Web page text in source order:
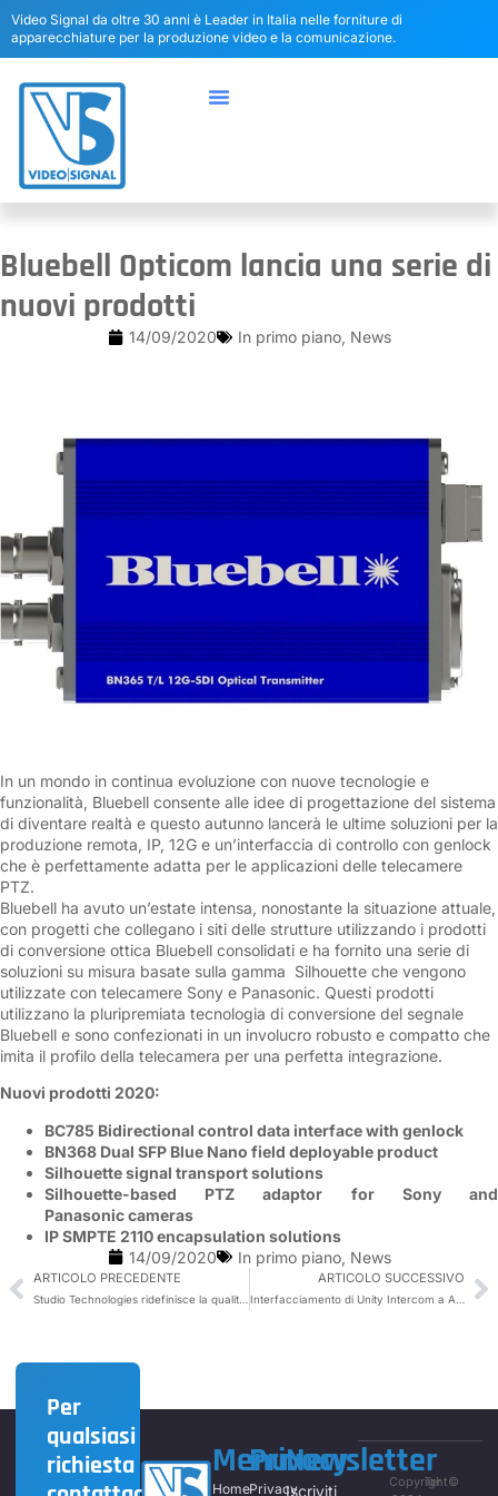
Video Signal da oltre 30 anni è Leader in Italia nelle forniture di
apparecchiature per la produzione video e la comunicazione.
Bluebell Opticom lancia una serie di
nuovi prodotti
14/09/2020 In primo piano, News
In un mondo in continua evoluzione con nuove tecnologie e
funzionalità, Bluebell consente alle idee di progettazione del sistema
di diventare realtà e questo autunno lancerà le ultime soluzioni per la
produzione remota, IP, 12G e un’interfaccia di controllo con genlock
che è perfettamente adatta per le applicazioni delle telecamere
PTZ.
Bluebell ha avuto un’estate intensa, nonostante la situazione attuale,
con progetti che collegano i siti delle strutture utilizzando i prodotti
di conversione ottica Bluebell consolidati e ha fornito una serie di
soluzioni su misura basate sulla gamma Silhouette che vengono
utilizzate con telecamere Sony e Panasonic. Questi prodotti
utilizzano la pluripremiata tecnologia di conversione del segnale
Bluebell e sono confezionati in un involucro robusto e compatto che
imita il profilo della telecamera per una perfetta integrazione.
Nuovi prodotti 2020:
BC785 Bidirectional control data interface with genlock
BN368 Dual SFP Blue Nano field deployable product
Silhouette signal transport solutions
Silhouette-based PTZ adaptor for Sony and
Panasonic cameras
IP SMPTE 2110 encapsulation solutions
14/09/2020
In primo piano, News
ARTICOLO PRECEDENTE ARTICOLO SUCCESSIVO
Per
qualsiasi
richiesta
Menu
Home
Privacy
Privacy
Newsletter
Iscriviti
Copyright©
Ter